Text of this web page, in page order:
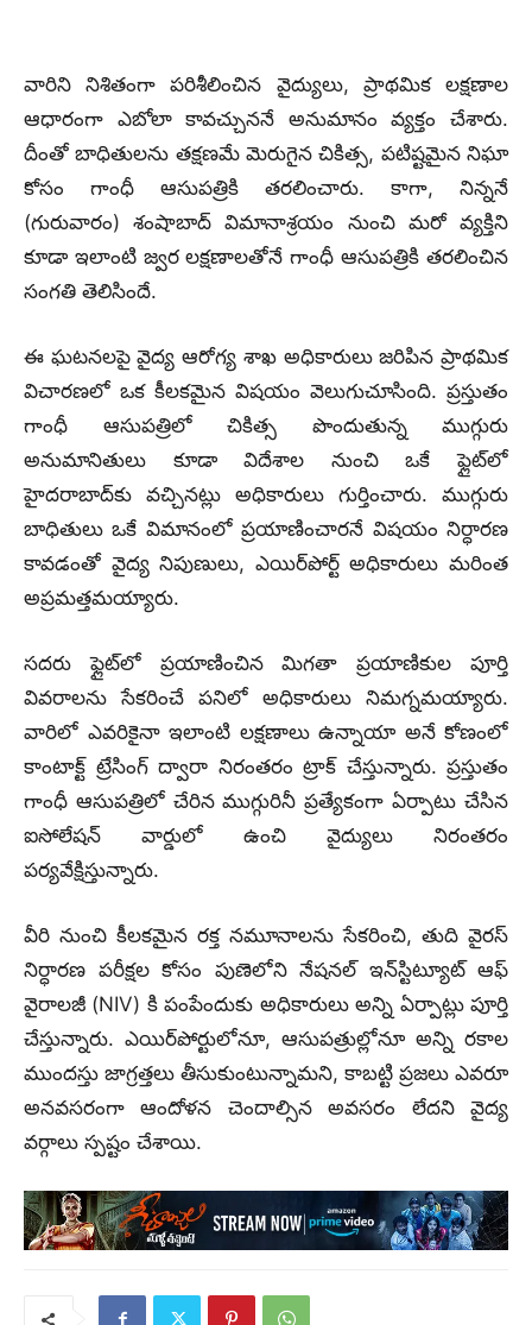
వారిని నిశితంగా పరిశీలించిన వైద్యులు, ప్రాథమిక లక్షణాల
ఆధారంగా ఎబోలా కావచ్చుననే అనుమానం వ్యక్తం చేశారు.
దీంతో బాధితులను తక్షణమే మెరుగైన చికిత్స, పటిష్టమైన నిఘా
కోసం గాంధీ ఆసుపత్రికి తరలించారు. కాగా, నిన్ననే
(గురువారం) శంషాబాద్‌ విమానాశ్రయం నుంచి మరో వ్యక్తిని
కూడా ఇలాంటి జ్వర లక్షణాలతోనే గాంధీ ఆసుపత్రికి తరలించిన
సంగతి తెలిసిందే.
ఈ ఘటనలపై వైద్య ఆరోగ్య శాఖ అధికారులు జరిపిన ప్రాథమిక
విచారణలో ఒక కీలకమైన విషయం వెలుగుచూసింది. ప్రస్తుతం
గాంధీ ఆసుపత్రిలో చికిత్స పొందుతున్న ముగ్గురు
అనుమానితులు కూడా విదేశాల నుంచి ఒకే ఫ్లైట్‌లో
హైదరాబాద్‌కు వచ్చినట్లు అధికారులు గుర్తించారు. ముగ్గురు
బాధితులు ఒకే విమానంలో ప్రయాణించారనే విషయం నిర్ధారణ
కావడంతో వైద్య నిపుణులు, ఎయిర్‌పోర్ట్ అధికారులు మరింత
అప్రమత్తమయ్యారు.
సదరు ఫ్లైట్‌లో ప్రయాణించిన మిగతా ప్రయాణికుల పూర్తి
వివరాలను సేకరించే పనిలో అధికారులు నిమగ్నమయ్యారు.
వారిలో ఎవరికైనా ఇలాంటి లక్షణాలు ఉన్నాయా అనే కోణంలో
కాంటాక్ట్ ట్రేసింగ్ ద్వారా నిరంతరం ట్రాక్ చేస్తున్నారు. ప్రస్తుతం
గాంధీ ఆసుపత్రిలో చేరిన ముగ్గురినీ ప్రత్యేకంగా ఏర్పాటు చేసిన
ఐసోలేషన్ వార్డులో ఉంచి వైద్యులు నిరంతరం
పర్యవేక్షిస్తున్నారు.
వీరి నుంచి కీలకమైన రక్త నమూనాలను సేకరించి, తుది వైరస్
నిర్ధారణ పరీక్షల కోసం పుణెలోని నేషనల్ ఇన్‌స్టిట్యూట్ ఆఫ్
వైరాలజీ (NIV) కి పంపేందుకు అధికారులు అన్ని ఏర్పాట్లు పూర్తి
చేస్తున్నారు. ఎయిర్‌పోర్టులోనూ, ఆసుపత్రుల్లోనూ అన్ని రకాల
ముందస్తు జాగ్రత్తలు తీసుకుంటున్నామని, కాబట్టి ప్రజలు ఎవరూ
అనవసరంగా ఆందోళన చెందాల్సిన అవసరం లేదని వైద్య
వర్గాలు స్పష్టం చేశాయి.